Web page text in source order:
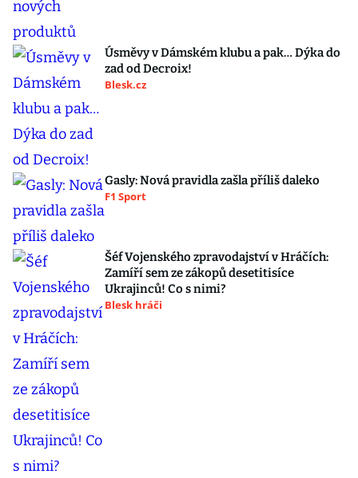
Úsměvy v Dámském klubu a pak… Dýka do
zad od Decroix!
Blesk.cz
Gasly: Nová pravidla zašla příliš daleko
F1 Sport
Šéf Vojenského zpravodajství v Hráčích:
Zamíří sem ze zákopů desetitisíce
Ukrajinců! Co s nimi?
Blesk hráči